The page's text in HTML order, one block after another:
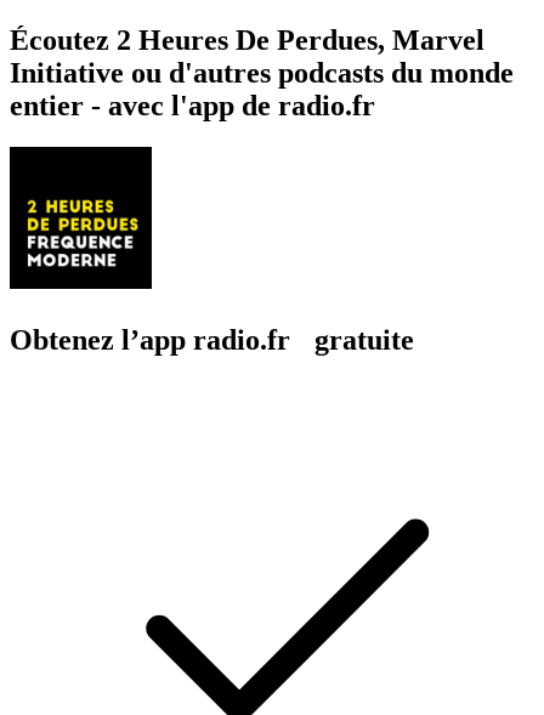
Écoutez 2 Heures De Perdues, Marvel
Initiative ou d'autres podcasts du monde
entier - avec l'app de radio.fr
Obtenez l’app radio.fr gratuite